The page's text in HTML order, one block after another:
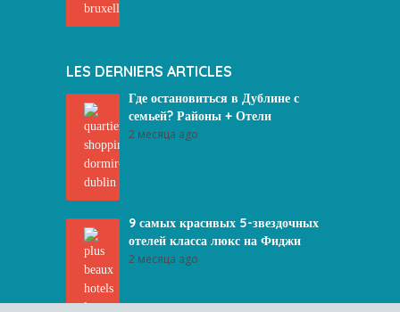
LES DERNIERS ARTICLES
Где остановиться в Дублине с
семьей? Районы + Отели
2 месяца ago
9 самых красивых 5-звездочных
отелей класса люкс на Фиджи
2 месяца ago